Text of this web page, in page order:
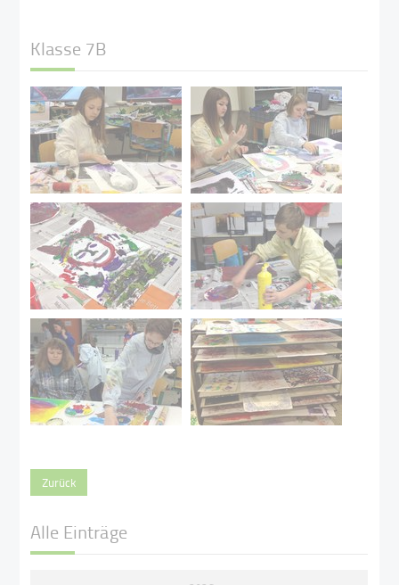
Klasse 7B
Zurück
Alle Einträge